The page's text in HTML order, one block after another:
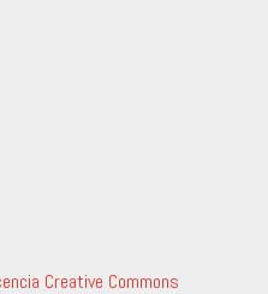
Creative Commons